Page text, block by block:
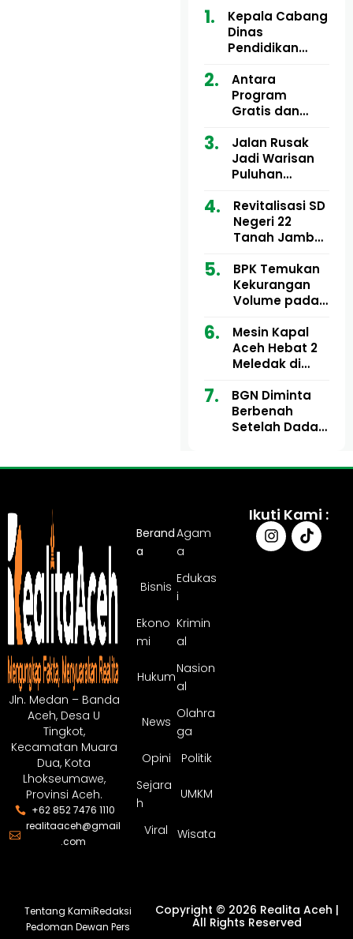
Kepala Cabang
Dinas
Pendidikan
Utara Buka
Pelatihan Deep
Learning serta
Artifisial bagi
Guru
Matematika
Antara
Program
Gratis dan
Motor Imum
Gampong, Uji
Nyali APH
Bermain di
Balik Rp250
Ribu
Jalan Rusak
Jadi Warisan
Puluhan
dan Tgk
Muharuddin
Kini Didesak
Revitalisasi SD
Negeri 22
Tanah Jambo
Miliar Tuai
Sorotan, Publik
Pertanyakan
Anggaran
BPK Temukan
Kekurangan
Volume pada
Aceh Utara
Tahun 2024,
Pengembalian
Sepenuhnya
Tuntas
Mesin Kapal
Aceh Hebat 2
Meledak di
Ulee Lheue, 14
Orang Derita
Luka Bakar
BGN Diminta
Berbenah
Setelah Dadan
Jln. Medan – Banda
Aceh, Desa U
Tingkot,
Kecamatan Muara
Dua, Kota
Lhokseumawe,
Provinsi Aceh.
+62 852 7476 1110
realitaaceh@gmail
.com
Berand
a
Agam
a
Bisnis
Edukas
i
Ekono
mi
Krimin
al
Hukum
Nasion
al
News
Olahra
ga
Opini
Politik
Sejara
h
UMKM
Viral Wisata
Ikuti Kami :
Tentang KamiRedaksi
Pedoman Dewan Pers
Copyright © 2026 Realita Aceh |
All Rights Reserved